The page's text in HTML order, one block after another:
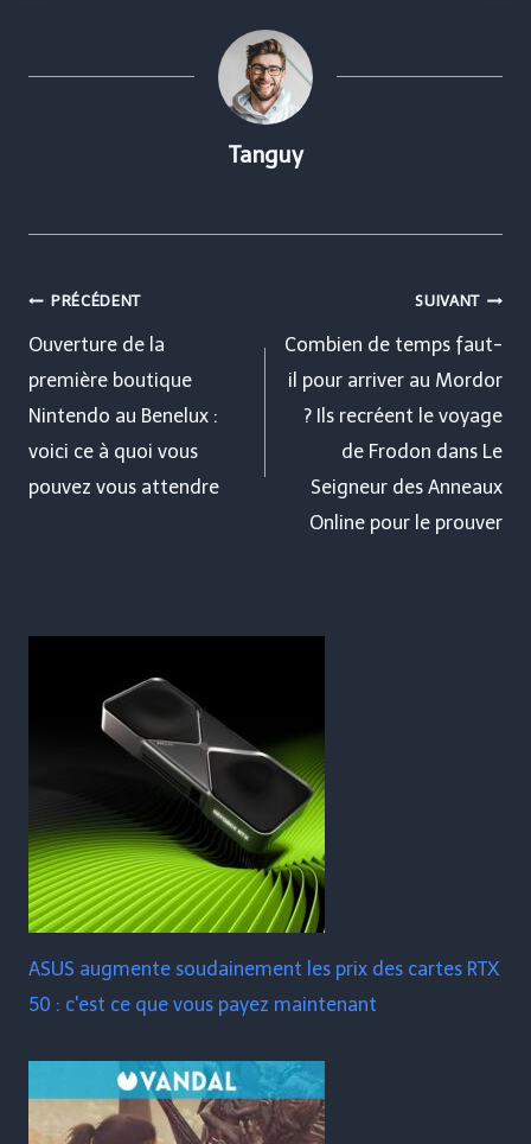
Tanguy
Navigation
de
l’article
PRÉCÉDENT
Ouverture de la
première boutique
Nintendo au Benelux :
voici ce à quoi vous
pouvez vous attendre
SUIVANT
Combien de temps faut-
il pour arriver au Mordor
? Ils recréent le voyage
de Frodon dans Le
Seigneur des Anneaux
Online pour le prouver
ASUS augmente soudainement les prix des cartes RTX
50 : c'est ce que vous payez maintenant